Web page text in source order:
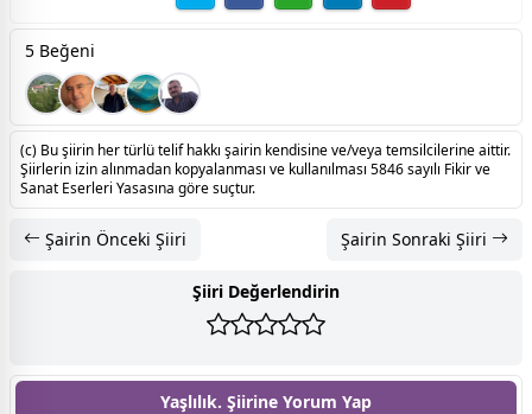
5 Beğeni
(c) Bu şiirin her türlü telif hakkı şairin kendisine ve/veya temsilcilerine aittir.
Şiirlerin izin alınmadan kopyalanması ve kullanılması 5846 sayılı Fikir ve
Sanat Eserleri Yasasına göre suçtur.
Şairin Önceki Şiiri Şairin Sonraki Şiiri
Şiiri Değerlendirin
Yaşlılık. Şiirine Yorum Yap